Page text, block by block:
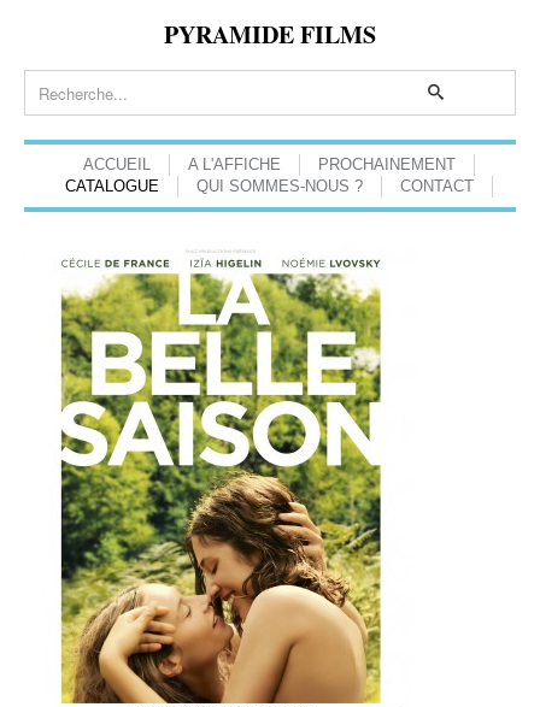
PYRAMIDE FILMS
ACCUEIL A L'AFFICHE
PROCHAINEMENT
CATALOGUE
QUI SOMMES-NOUS ? CONTACT